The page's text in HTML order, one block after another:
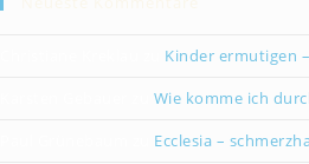
Kinder ermutigen
Wie komme ich
Ecclesia –